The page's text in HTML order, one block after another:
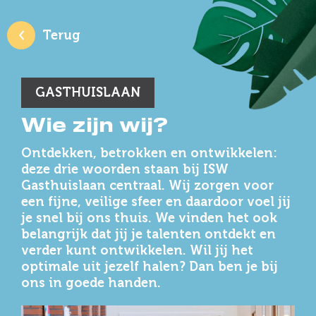
Terug
Terug
Wie zijn wij?
GASTHUISLAAN
Ontdekken, betrokken en ontwikkelen:
deze drie woorden staan bij ISW
Gasthuislaan centraal. Wij zorgen voor
een fijne, veilige sfeer en daardoor voel jij
je snel bij ons thuis. We vinden het ook
belangrijk dat jij je talenten ontdekt en
verder kunt ontwikkelen. Wil jij het
optimale uit jezelf halen? Dan ben je bij
ons in goede handen.